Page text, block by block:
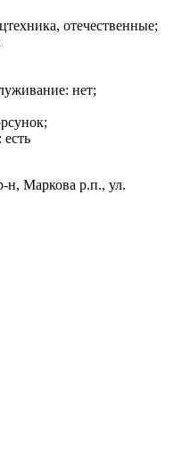
отечественные;
нет;
н, Маркова р.п., ул.